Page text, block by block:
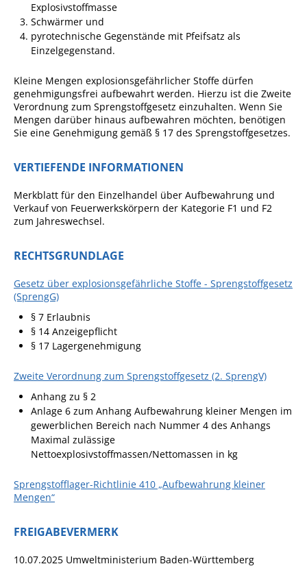
Lesepaten gesucht!
Lesewochen
Paten für Baum- und
Pflanzbeete
Boulebahn
Willkommensbesuche
Krabbelgruppe
Dorfflohmarkt
Explosivstoffmasse
Schwärmer und
pyrotechnische Gegenstände mit Pfeifsatz als
Einzelgegenstand.
Kleine Mengen explosionsgefährlicher Stoffe dürfen
genehmigungsfrei aufbewahrt werden. Hierzu ist die Zweite
Verordnung zum Sprengstoffgesetz einzuhalten. Wenn Sie
Mengen darüber hinaus aufbewahren möchten, benötigen
Sie eine Genehmigung gemäß § 17 des Sprengstoffgesetzes.
VERTIEFENDE INFORMATIONEN
Merkblatt für den Einzelhandel über Aufbewahrung und
Verkauf von Feuerwerkskörpern der Kategorie F1 und F2
zum Jahreswechsel.
RECHTSGRUNDLAGE
Gesetz über explosionsgefährliche Stoffe - Sprengstoffgesetz
(SprengG)
§ 7 Erlaubnis
§ 14 Anzeigepflicht
§ 17 Lagergenehmigung
Zweite Verordnung zum Sprengstoffgesetz (2. SprengV)
Anhang zu § 2
Anlage 6 zum Anhang Aufbewahrung kleiner Mengen im
gewerblichen Bereich nach Nummer 4 des Anhangs
Maximal zulässige
Nettoexplosivstoffmassen/Nettomassen in kg
Sprengstofflager-Richtlinie 410 „Aufbewahrung kleiner
Mengen“
FREIGABEVERMERK
10.07.2025 Umweltministerium Baden-Württemberg